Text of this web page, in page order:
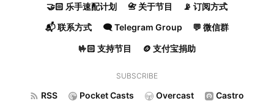
🤝🏻 乐手速配计划 📇 关于节目 📡 订阅方式
📬 联系方式 🗨️ Telegram Group 💬 微信群
🤟🏻 支持节目 🪙 支付宝捐助
SUBSCRIBE
RSS Pocket Casts Overcast Castro